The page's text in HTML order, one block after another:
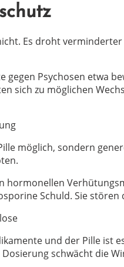
Es droht
Psychosen etwa
sich zu möglichen
möglich, sondern
hormonellen
Schuld. Sie
und der Pille ist
schwächt die